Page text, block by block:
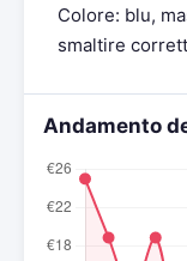
Colore: blu,
smaltire
Andamento